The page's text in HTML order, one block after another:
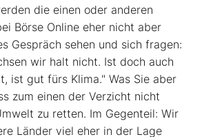
die einen oder anderen
Börse Online eher nicht aber
Gespräch sehen und sich fragen:
wir halt nicht. Ist doch auch
ist gut fürs Klima." Was Sie aber
zum einen der Verzicht nicht
zu retten. Im Gegenteil: Wir
Länder viel eher in der Lage